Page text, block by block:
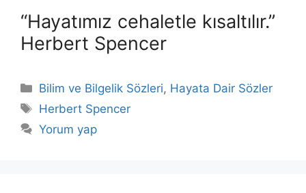
“Hayatımız cehaletle kısaltılır.”
Herbert Spencer
Kategoriler
Bilim ve Bilgelik Sözleri, Hayata Dair Sözler
Etiketler
Herbert Spencer
Yorum yap